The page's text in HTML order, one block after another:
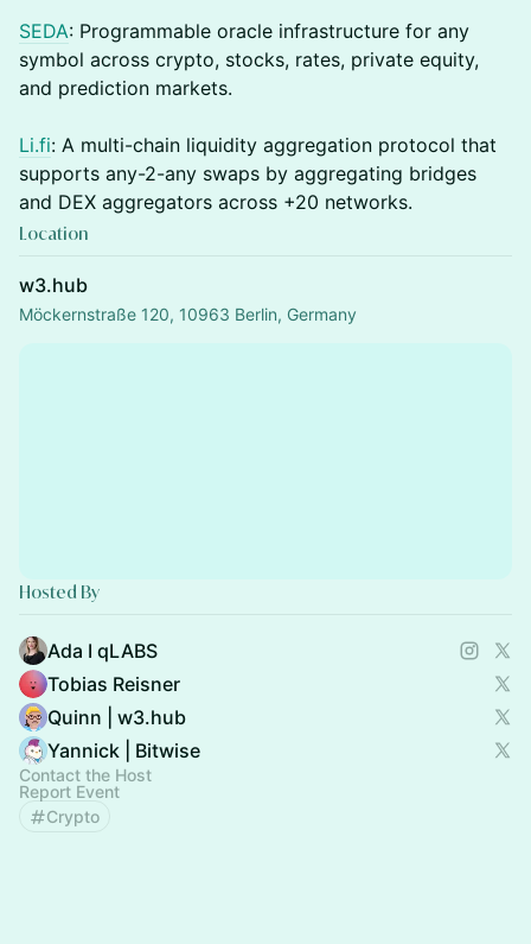
SEDA: Programmable oracle infrastructure for any
symbol across crypto, stocks, rates, private equity,
and prediction markets.
Li.fi: A multi-chain liquidity aggregation protocol that
supports any-2-any swaps by aggregating bridges
and DEX aggregators across +20 networks.
Location
w3.hub
Möckernstraße 120, 10963 Berlin, Germany
Hosted By
Ada I qLABS
Tobias Reisner
Quinn | w3.hub
Yannick | Bitwise
Contact the Host
Report Event
Crypto